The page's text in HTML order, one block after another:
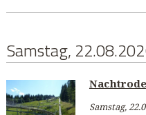
Samstag,
Samstag,